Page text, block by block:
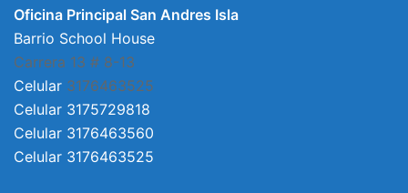
Oficina Principal San Andres Isla
Barrio School House
Carrera 13 # 8-13
Celular 3176463525
Celular 3175729818
Celular 3176463560
Celular 3176463525